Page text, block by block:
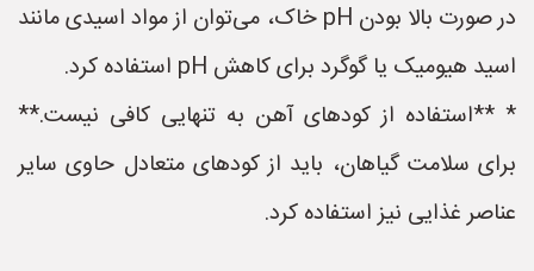
در صورت بالا بودن pH خاک، می‌توان از مواد اسیدی مانند
اسید هیومیک یا گوگرد برای کاهش pH استفاده کرد.
* **استفاده از کودهای آهن به تنهایی کافی نیست.**
برای سلامت گیاهان، باید از کودهای متعادل حاوی سایر
عناصر غذایی نیز استفاده کرد.